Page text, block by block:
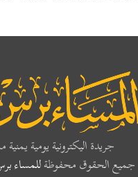
جريدة اليكترونية يومية يمنية
الحقوق محفوظةللمساء